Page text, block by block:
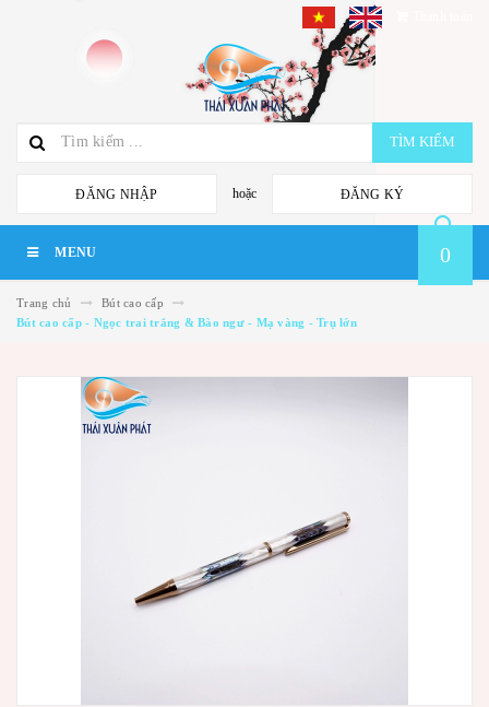
TÌM KIẾM
ĐĂNG NHẬP hoặc ĐĂNG KÝ
MENU 0
Trang chủ
Bút cao cấp
Bút cao cấp - Ngọc trai trắng & Bào ngư - Mạ vàng - Trụ lớn